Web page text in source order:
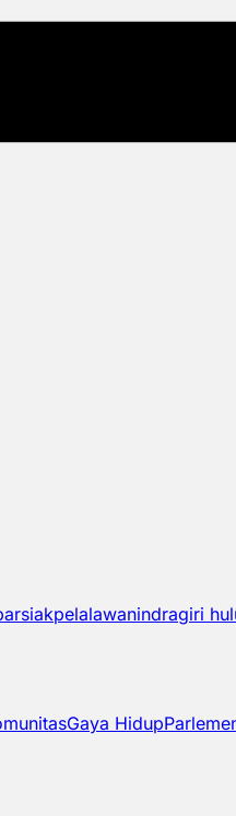
siakpelalawanindragiri
Gaya Hidup